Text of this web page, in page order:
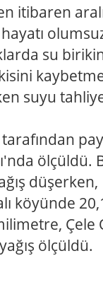
itibaren
su
suyu
ölçüldü.
köyünde
Çele
ölçüldü.